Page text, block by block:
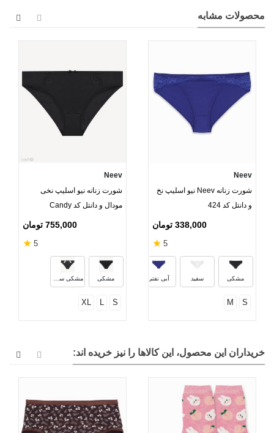
محصولات مشابه
Neev
شورت زنانه Neev نیو اسلیپ نخ
و دانتل کد 424
338,000 تومان
5
★
مشکی سفید آبی نفتی
زرشکی لیمویی
S
M
Neev
شورت زنانه نیو اسلیپ نخی
مودال و دانتل کد Candy
755,000 تومان
5
★
مشکی مشکی سفید
S
L
XL
خریداران این محصول، این کالاها را نیز خریده اند: